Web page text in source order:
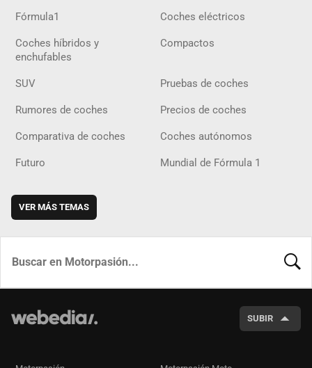
Fórmula1 Coches eléctricos
Coches híbridos y
enchufables
Compactos
SUV Pruebas de coches
Rumores de coches Precios de coches
Comparativa de coches Coches autónomos
Futuro Mundial de Fórmula 1
VER MÁS TEMAS
SUBIR